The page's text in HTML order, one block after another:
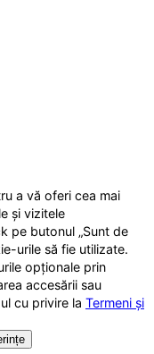
a vă oferi cea mai
și vizitele
pe butonul „Sunt de
urile să fie utilizate.
opționale prin
accesării sau
cu privire la Termeni și